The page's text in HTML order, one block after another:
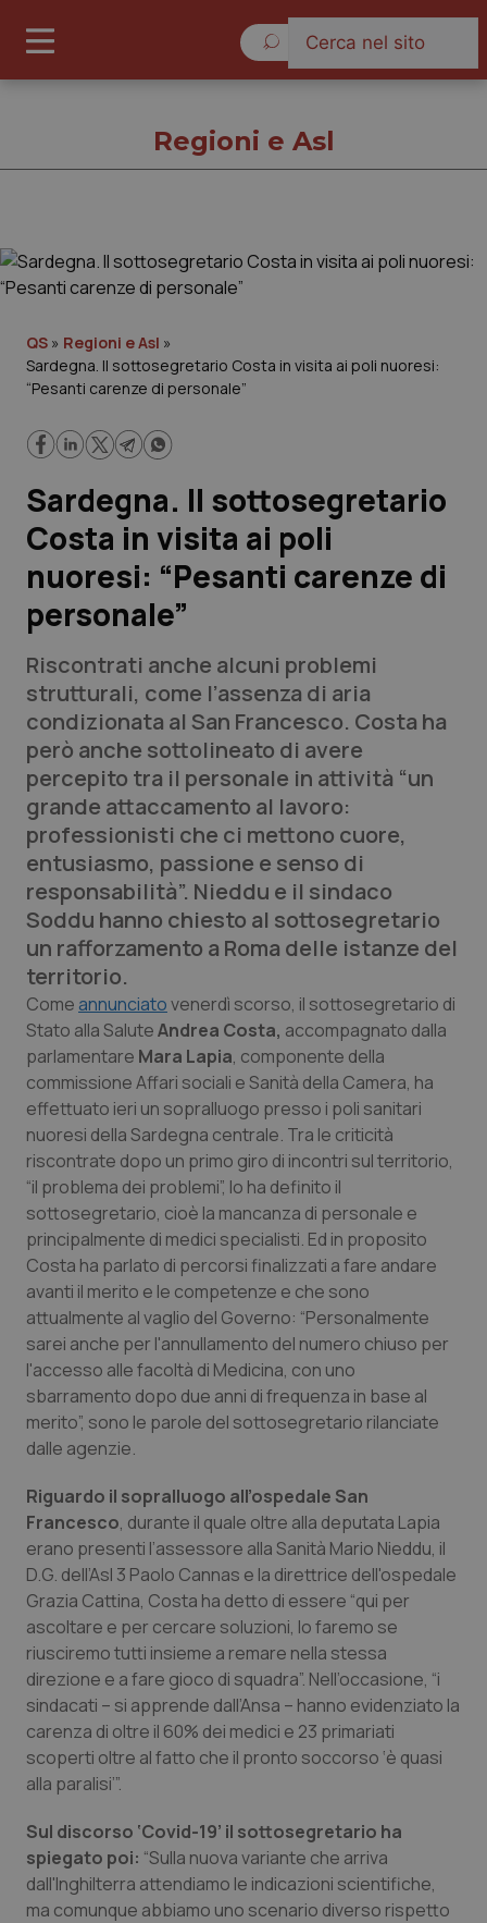
Governo e Parlamento
Regioni e Asl
Lavoro e Professioni
Scienza e Farmaci
Studi e Analisi
Lettere al direttore
Edizioni Regionali
QS Pro
Professionisti Sanitari.AI
Abruzzo
Basilicata
Calabria
Campania
Emilia-Romagna
Friuli Venezia Giulia
Lazio
Liguria
Lombardia
Marche
Molise
Piemonte
Provincia Autonoma di Bolzano
Provincia Autonoma di Trento
Puglia
Sardegna
Sicilia
Toscana
Umbria
QS Pro Gold
Artrite & artrosi
Asma & BPCO
Car-T
Colesterolo & coronaropatie
Dermatite Atopica
Diabete & glucometri
Disturbi dell’umore
Dolore
Donna & Salute
Epatiti
HIV
Infezioni & Febbre
Ipertensione & Scompenso
Malattie rare
Malattia di Crohn & Rettocolite Ulcerosa
Neuroscienze & patologie neurodegenerative
Obesità
Oftalmologia
QS Club Newsletter
Regioni e Asl
QS » Regioni e Asl »
Sardegna. Il sottosegretario Costa in visita ai poli nuoresi:
“Pesanti carenze di personale”
Sardegna. Il sottosegretario
Costa in visita ai poli
nuoresi: “Pesanti carenze di
personale”
Riscontrati anche alcuni problemi
strutturali, come l’assenza di aria
condizionata al San Francesco. Costa ha
però anche sottolineato di avere
percepito tra il personale in attività “un
grande attaccamento al lavoro:
professionisti che ci mettono cuore,
entusiasmo, passione e senso di
responsabilità”. Nieddu e il sindaco
Soddu hanno chiesto al sottosegretario
un rafforzamento a Roma delle istanze del
territorio.
Come annunciatovenerdì scorso, il sottosegretario di
Stato alla SaluteAndrea Costa, accompagnato dalla
parlamentare Mara Lapia, componente della
commissione Affari sociali e Sanità della Camera, ha
effettuato ieri un sopralluogo presso i poli sanitari
nuoresi della Sardegna centrale. Tra le criticità
riscontrate dopo un primo giro di incontri sul territorio,
“il problema dei problemi”, lo ha definito il
sottosegretario, cioè la mancanza di personale e
principalmente di medici specialisti. Ed in proposito
Costa ha parlato di percorsi finalizzati a fare andare
avanti il merito e le competenze e che sono
attualmente al vaglio del Governo: “Personalmente
sarei anche per l'annullamento del numero chiuso per
l'accesso alle facoltà di Medicina, con uno
sbarramento dopo due anni di frequenza in base al
merito”, sono le parole del sottosegretario rilanciate
dalle agenzie.
Riguardo il sopralluogo all’ospedale San
Francesco, durante il quale oltre alla deputata Lapia
erano presenti l’assessore alla Sanità Mario Nieddu, il
D.G. dell’Asl 3 Paolo Cannas e la direttrice dell'ospedale
Grazia Cattina, Costa ha detto di essere “qui per
ascoltare e per cercare soluzioni, lo faremo se
riusciremo tutti insieme a remare nella stessa
direzione e a fare gioco di squadra”. Nell’occasione, “i
sindacati – si apprende dall’Ansa – hanno evidenziato la
carenza di oltre il 60% dei medici e 23 primariati
scoperti oltre al fatto che il pronto soccorso ‘è quasi
alla paralisi’”.
Sul discorso ‘Covid-19’ il sottosegretario ha
spiegato poi: “Sulla nuova variante che arriva
dall'Inghilterra attendiamo le indicazioni scientifiche,
ma comunque abbiamo uno scenario diverso rispetto